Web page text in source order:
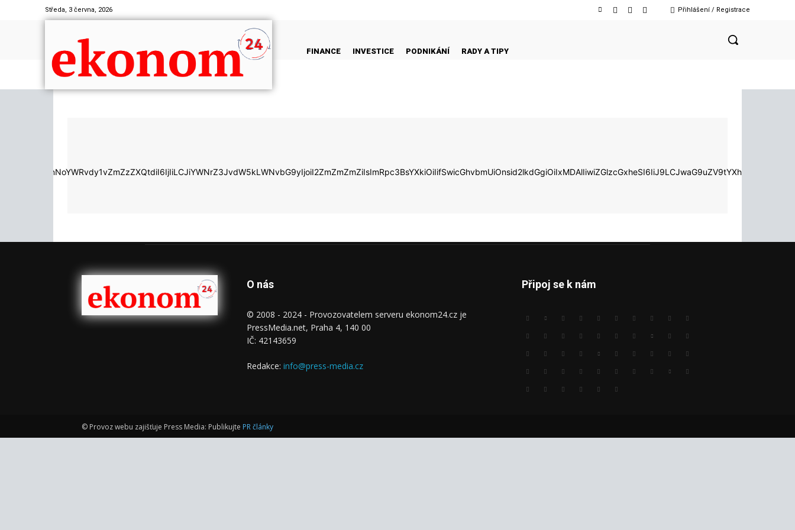
Středa, 3 června, 2026 Přihlášení / Registrace
FINANCE INVESTICE PODNIKÁNÍ RADY A TIPY
O nás
© 2008 - 2024 - Provozovatelem serveru ekonom24.cz je
PressMedia.net, Praha 4, 140 00
IČ: 42143659
Redakce: info@press-media.cz
Připoj se k nám
© Provoz webu zajišťuje Press Media: Publikujte PR články